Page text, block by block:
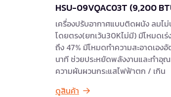
HSU-09VQAC03T (9,200
เครื่องปรับอากาศแบบติดผนัง ลมไม่
โดยตรง(ยกเว้น30Kไม่มี) มีโหมดเร่
ถึง 47% มีโหมดทำความสะอาดเอง
นาที ช่วยประหยัดพลังงานและทำอุ
ความผันผวนกระแสไฟฟ้าตก / เกิน
ดูสินค้า